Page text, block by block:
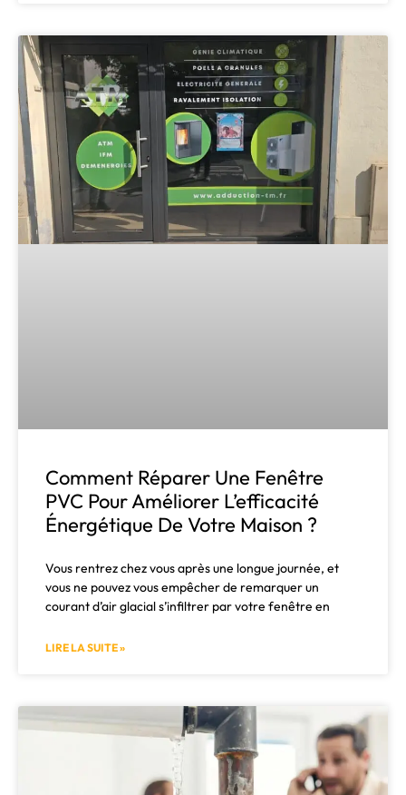
Comment Réparer Une Fenêtre
PVC Pour Améliorer L’efficacité
Énergétique De Votre Maison ?
Vous rentrez chez vous après une longue journée, et
vous ne pouvez vous empêcher de remarquer un
courant d’air glacial s’infiltrer par votre fenêtre en
LIRE LA SUITE »